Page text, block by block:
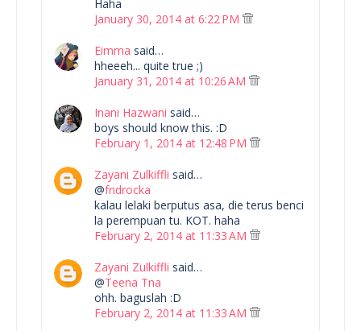
Haha
January 30, 2014 at 6:22 PM
Eimma said…
hheeeh... quite true ;)
January 31, 2014 at 10:26 AM
Inani Hazwani said…
boys should know this. :D
February 1, 2014 at 12:48 PM
Zayani Zulkiffli said…
@fndrocka
kalau lelaki berputus asa, die terus benci
la perempuan tu. KOT. haha
February 2, 2014 at 11:33 AM
Zayani Zulkiffli said…
@Teena Tna
ohh. baguslah :D
February 2, 2014 at 11:33 AM